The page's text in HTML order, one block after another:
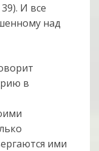
И все
над
в
ими